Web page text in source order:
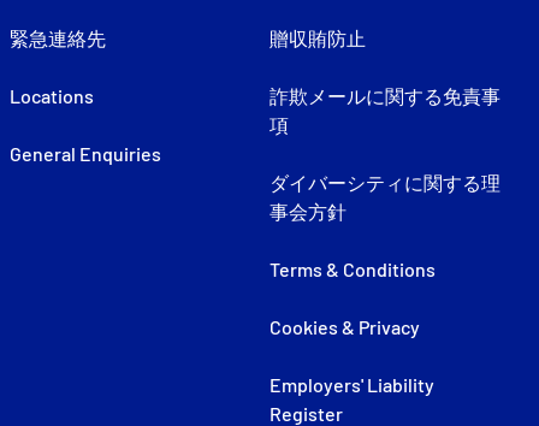
緊急連絡先
Locations
General Enquiries
贈収賄防止
詐欺メールに関する免責事
項
ダイバーシティに関する理
事会方針
Terms & Conditions
Cookies & Privacy
Employers' Liability
Register